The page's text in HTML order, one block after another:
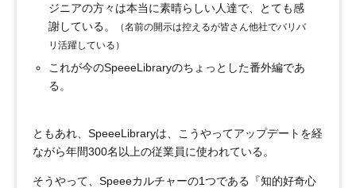
ジニアの方々は本当に素晴らしい人達で、とても感
謝している。
（名前の開示は控えるが皆さん他社でバリバ
リ活躍している）
これが今のSpeeeLibraryのちょっとした番外編であ
る。
ともあれ、SpeeeLibraryは、こうやってアップデートを経
ながら年間300名以上の従業員に使われている。
そうやって、Speeeカルチャーの1つである『知的好奇心